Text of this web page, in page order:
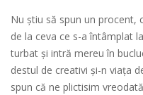
Nu știu să spun un procent,
de la ceva ce s-a întâmplat
turbat și intră mereu în
destul de creativi și-n viața
spun că ne plictisim